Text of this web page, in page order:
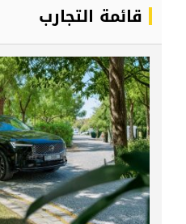
قائمة التجارب